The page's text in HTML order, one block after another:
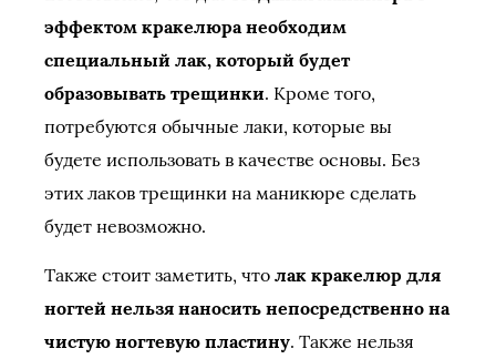
эффектом кракелюра необходим
специальный лак, который будет
образовывать трещинки. Кроме того,
потребуются обычные лаки, которые вы
будете использовать в качестве основы. Без
этих лаков трещинки на маникюре сделать
будет невозможно.
Также стоит заметить, что лак кракелюр для
ногтей нельзя наносить непосредственно на
чистую ногтевую пластину. Также нельзя